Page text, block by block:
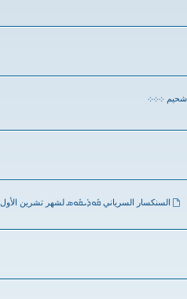
܀܀܀
السنكسار السرياني ܩܽܘܕܺܝܩܽܘܣ لشهر تشرين الأول